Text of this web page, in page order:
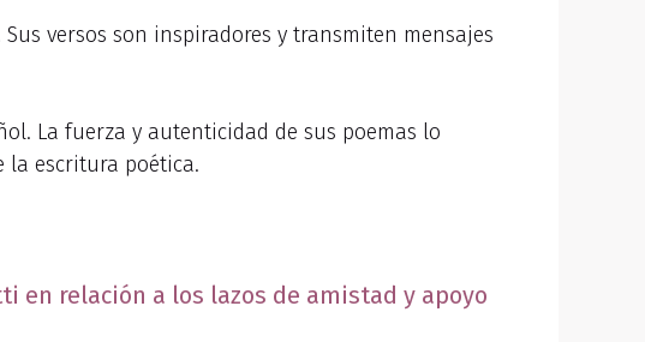
Sus versos son inspiradores y transmiten mensajes
La fuerza y autenticidad de sus poemas lo
la escritura poética.
en relación a los lazos de amistad y apoyo